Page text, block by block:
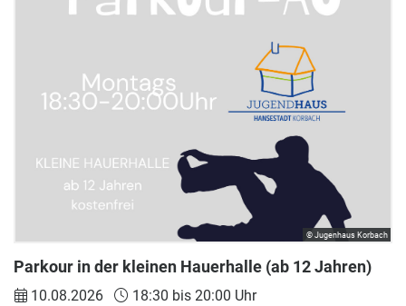
Parkour in der kleinen Hauerhalle (ab 12 Jahren)
10.08.2026
18:30 bis 20:00 Uhr
© Jugenhaus Korbach